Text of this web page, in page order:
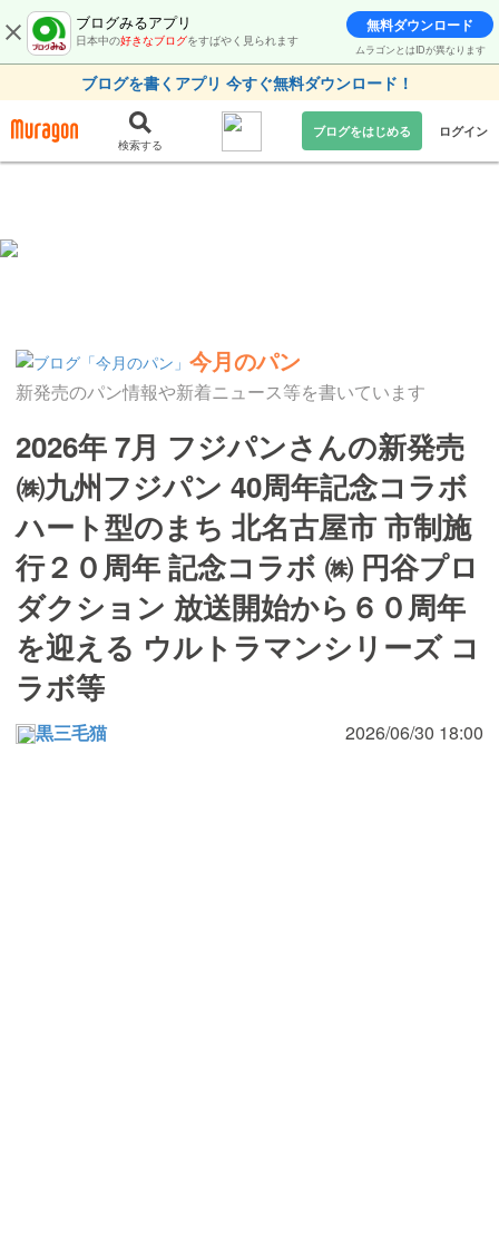
ブログみるアプリ
日本中の好きなブログをすばやく見られます
無料ダウンロード
ムラゴンとはIDが異なります
ブログを書くアプリ 今すぐ無料ダウンロード！
検索する
ブログをはじめる ログイン
今月のパン
新発売のパン情報や新着ニュース等を書いています
2026年 7月 フジパンさんの新発売
㈱九州フジパン 40周年記念コラボ
ハート型のまち 北名古屋市 市制施
行２０周年 記念コラボ ㈱ 円谷プロ
ダクション 放送開始から６０周年
を迎える ウルトラマンシリーズ コ
ラボ等
黒三毛猫 2026/06/30 18:00